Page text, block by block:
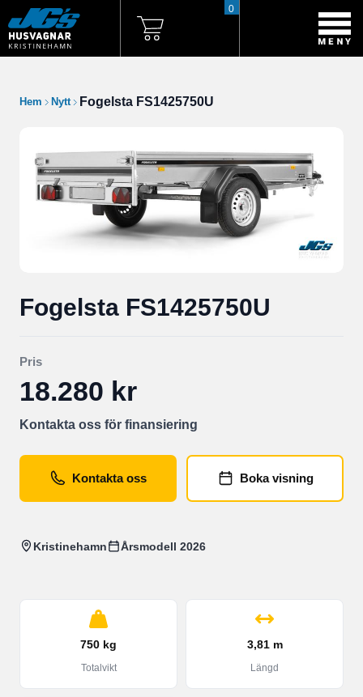
0
Hem Nytt Fogelsta FS1425750U
Fogelsta FS1425750U
Pris
18.280 kr
Kontakta oss för finansiering
Kontakta oss Boka visning
Kristinehamn Årsmodell 2026
750 kg
Totalvikt
3,81 m
Längd